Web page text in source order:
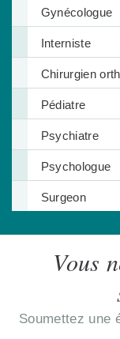
Gynécologue
Interniste
Chirurgien
Pédiatre
Psychiatre
Psychologue
Surgeon
Vous
Soumettez une